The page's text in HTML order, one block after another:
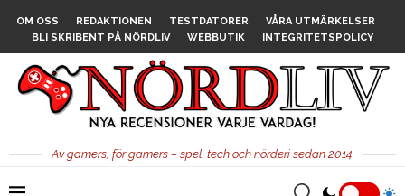
OM OSS REDAKTIONEN TESTDATORER
VÅRA UTMÄRKELSER
BLI SKRIBENT PÅ NÖRDLIV
WEBBUTIK INTEGRITETSPOLICY
Av gamers, för gamers – spel, tech och nörderi sedan 2014.